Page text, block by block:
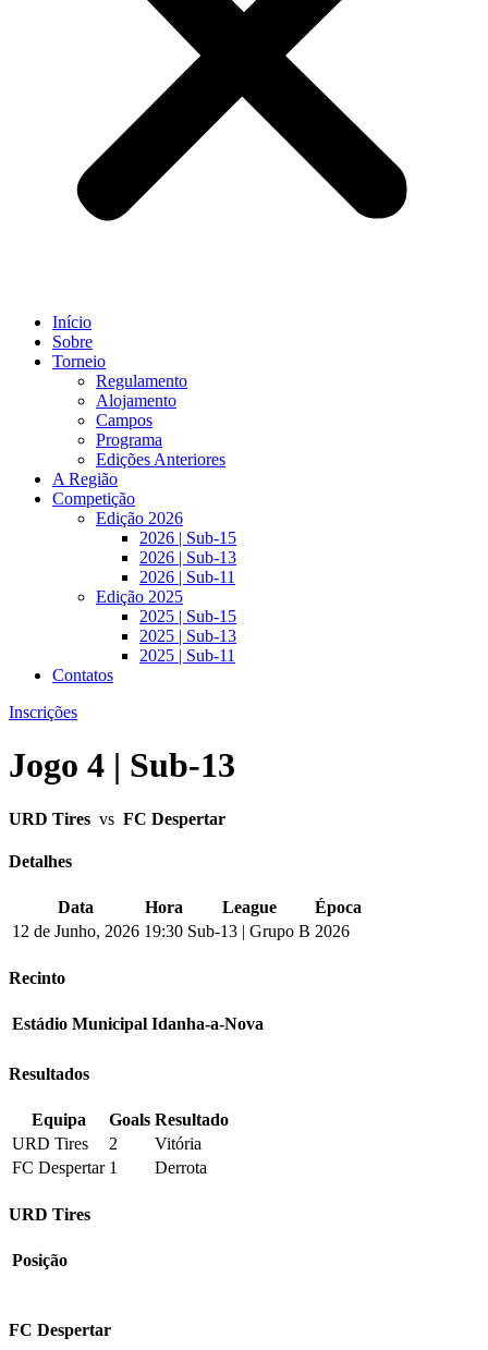
Início
Sobre
Torneio
Regulamento
Alojamento
Campos
Programa
Edições Anteriores
A Região
Competição
Edição 2026
2026 | Sub-15
2026 | Sub-13
2026 | Sub-11
Edição 2025
2025 | Sub-15
2025 | Sub-13
2025 | Sub-11
Contatos
Inscrições
Jogo 4 | Sub-13
URD Tires vs FC Despertar
Detalhes
Data Hora League
Época
12 de Junho, 2026 19:30 Sub-13 | Grupo B 2026
Recinto
Estádio Municipal Idanha-a-Nova
Resultados
Equipa Goals Resultado
URD Tires
2
Vitória
FC Despertar 1 Derrota
URD Tires
Posição
FC Despertar